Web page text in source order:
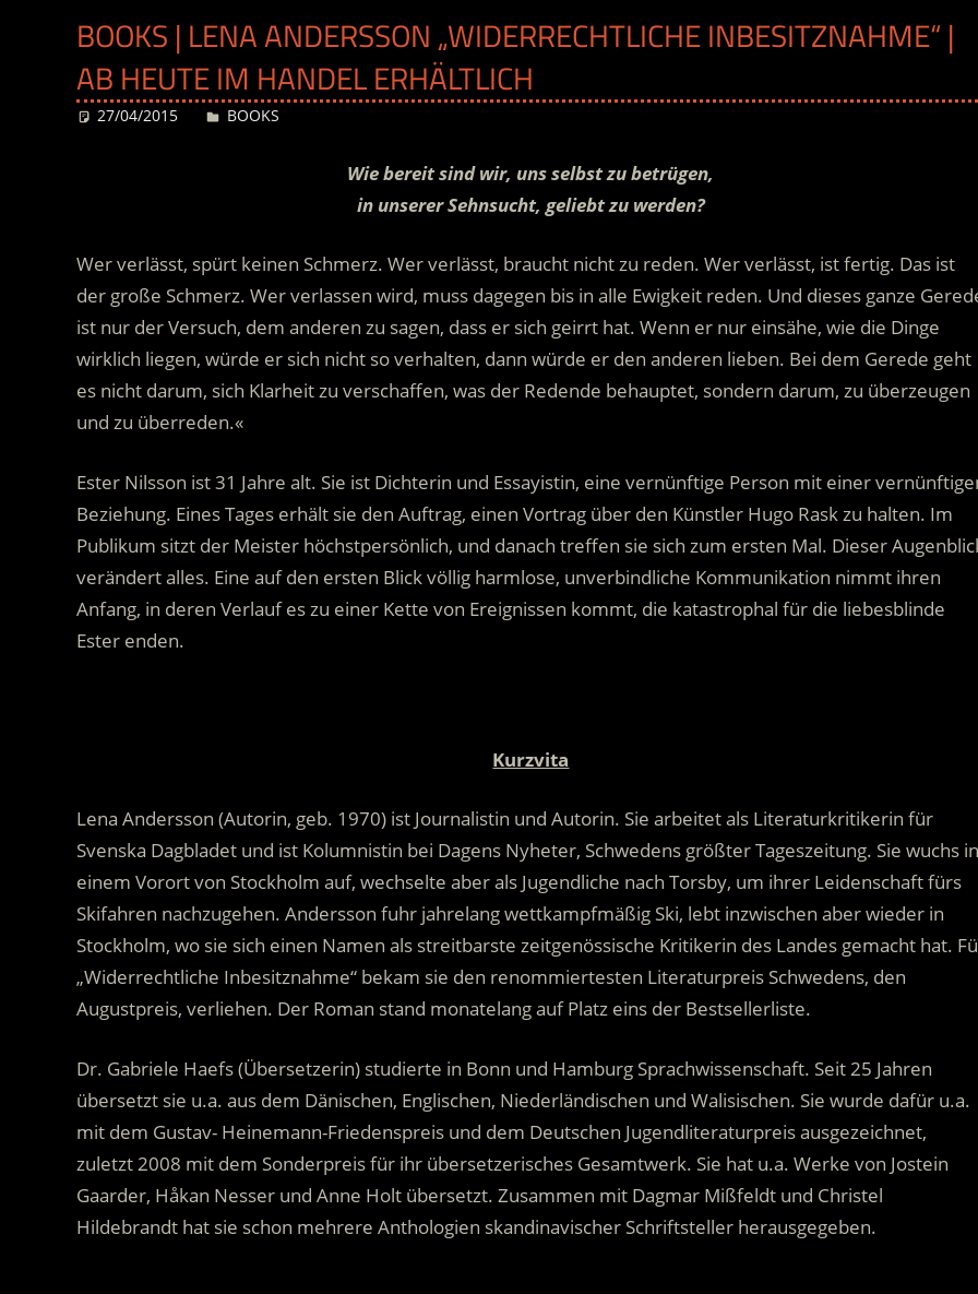
BOOKS | LENA ANDERSSON „WIDERRECHTLICHE INBESITZNAHME“ |
AB HEUTE IM HANDEL ERHÄLTLICH
27/04/2015 Desiree
BOOKS
Wie bereit sind wir, uns selbst zu betrügen,
in unserer Sehnsucht, geliebt zu werden?
Wer verlässt, spürt keinen Schmerz. Wer verlässt, braucht nicht zu reden. Wer verlässt, ist fertig. Das ist
der große Schmerz. Wer verlassen wird, muss dagegen bis in alle Ewigkeit reden. Und dieses ganze
ist nur der Versuch, dem anderen zu sagen, dass er sich geirrt hat. Wenn er nur einsähe, wie die Dinge
wirklich liegen, würde er sich nicht so verhalten, dann würde er den anderen lieben. Bei dem Gerede geht
es nicht darum, sich Klarheit zu verschaffen, was der Redende behauptet, sondern darum, zu überzeugen
und zu überreden.«
Ester Nilsson ist 31 Jahre alt. Sie ist Dichterin und Essayistin, eine vernünftige Person mit einer
Beziehung. Eines Tages erhält sie den Auftrag, einen Vortrag über den Künstler Hugo Rask zu halten. Im
Publikum sitzt der Meister höchstpersönlich, und danach treffen sie sich zum ersten Mal. Dieser
verändert alles. Eine auf den ersten Blick völlig harmlose, unverbindliche Kommunikation nimmt ihren
Anfang, in deren Verlauf es zu einer Kette von Ereignissen kommt, die katastrophal für die liebesblinde
Ester enden.
Kurzvita
Lena Andersson (Autorin, geb. 1970) ist Journalistin und Autorin. Sie arbeitet als Literaturkritikerin für
Svenska Dagbladet und ist Kolumnistin bei Dagens Nyheter, Schwedens größter Tageszeitung. Sie wuchs in
einem Vorort von Stockholm auf, wechselte aber als Jugendliche nach Torsby, um ihrer Leidenschaft fürs
Skifahren nachzugehen. Andersson fuhr jahrelang wettkampfmäßig Ski, lebt inzwischen aber wieder in
Stockholm, wo sie sich einen Namen als streitbarste zeitgenössische Kritikerin des Landes gemacht hat.
„Widerrechtliche Inbesitznahme“ bekam sie den renommiertesten Literaturpreis Schwedens, den
Augustpreis, verliehen. Der Roman stand monatelang auf Platz eins der Bestsellerliste.
Dr. Gabriele Haefs (Übersetzerin) studierte in Bonn und Hamburg Sprachwissenschaft. Seit 25 Jahren
übersetzt sie u.a. aus dem Dänischen, Englischen, Niederländischen und Walisischen. Sie wurde dafür u.a.
mit dem Gustav- Heinemann-Friedenspreis und dem Deutschen Jugendliteraturpreis ausgezeichnet,
zuletzt 2008 mit dem Sonderpreis für ihr übersetzerisches Gesamtwerk. Sie hat u.a. Werke von Jostein
Gaarder, Håkan Nesser und Anne Holt übersetzt. Zusammen mit Dagmar Mißfeldt und Christel
Hildebrandt hat sie schon mehrere Anthologien skandinavischer Schriftsteller herausgegeben.